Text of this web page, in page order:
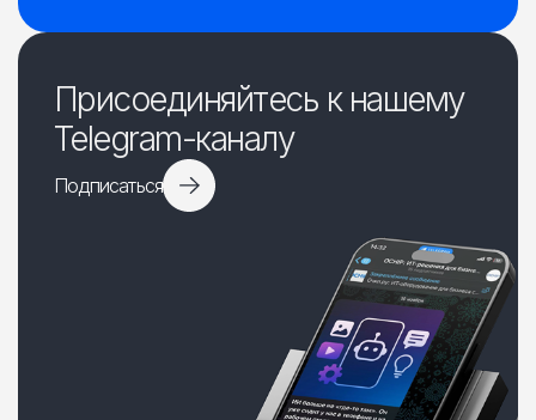
Присоединяйтесь к нашему
Telegram-каналу
Подписаться